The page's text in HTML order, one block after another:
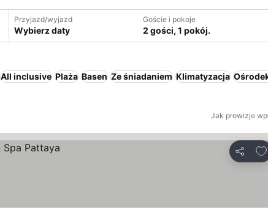
Przyjazd/wyjazd
Wybierz daty
Goście i pokoje
2 gości, 1 pokój.
All inclusive Plaża Basen Ze śniadaniem Klimatyzacja
Jak prowizje